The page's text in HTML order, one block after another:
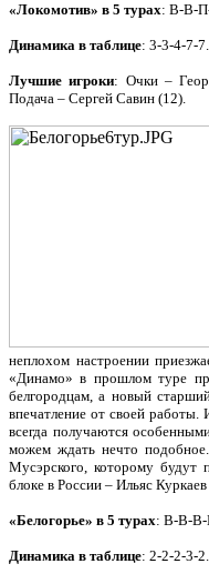
«Локомотив» в 5 турах: В-В-
Динамика в таблице: 3-3-4-7-7.
Лучшие игроки: Очки –
Подача – Сергей Савин (12).
неплохом настроении
«Динамо» в прошлом туре
белгородцам, а новый
впечатление от своей
всегда получаются
можем ждать нечто
Мусэрского, которому будут
блоке в России – Ильяс
«Белогорье» в 5 турах: В-В-
Динамика в таблице: 2-2-2-3-2.